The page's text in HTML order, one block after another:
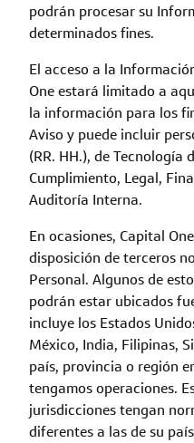
podrán procesar su
determinados fines.
El acceso a la
One estará limitado a
la información para los
Aviso y puede incluir
(RR. HH.), de Tecnología
Cumplimiento, Legal,
Auditoría Interna.
En ocasiones, Capital
disposición de terceros
Personal. Algunos de
podrán estar ubicados
incluye los Estados
México, India, Filipinas,
país, provincia o región
tengamos operaciones.
jurisdicciones tengan
diferentes a las de su